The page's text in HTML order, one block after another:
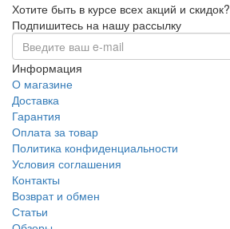
Хотите быть в курсе всех акций и скидок?
Подпишитесь на нашу рассылку
Информация
О магазине
Доставка
Гарантия
Оплата за товар
Политика конфиденциальности
Условия соглашения
Контакты
Возврат и обмен
Статьи